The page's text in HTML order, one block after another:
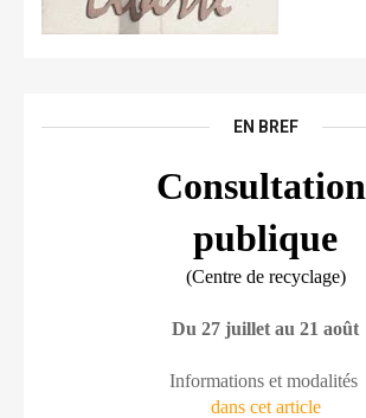
EN BREF
Consultation
publique
(Centre de recyclage)
Du 27 juillet au 21 août
Informations et modalités
dans cet article